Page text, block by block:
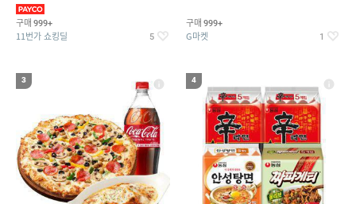
구매 999+
11번가 쇼킹딜 5
(20%쿠폰)
구매 999+
G마켓 1
3 4